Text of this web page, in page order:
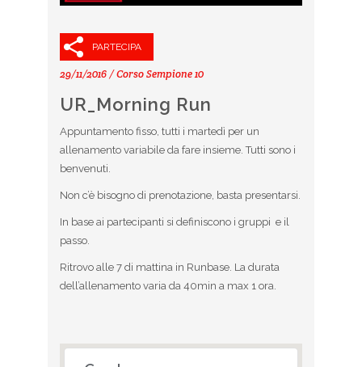
PARTECIPA
29/11/2016 / Corso Sempione 10
UR_Morning Run
Appuntamento fisso, tutti i martedì per un
allenamento variabile da fare insieme. Tutti sono i
benvenuti.
Non c’è bisogno di prenotazione, basta presentarsi.
In base ai partecipanti si definiscono i gruppi e il
passo.
Ritrovo alle 7 di mattina in Runbase. La durata
dell’allenamento varia da 40min a max 1 ora.